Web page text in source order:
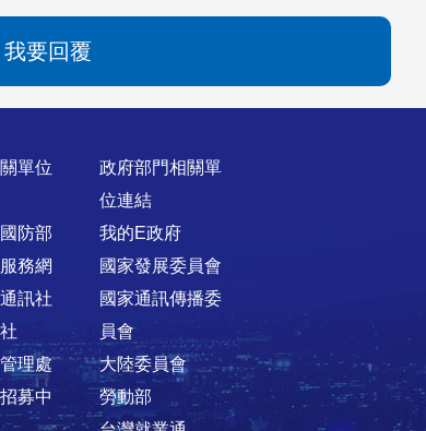
我要回覆
單位
防部
務網
訊社
理處
募中
政府部門相關單
位連結
我的E政府
國家發展委員會
國家通訊傳播委
員會
大陸委員會
勞動部